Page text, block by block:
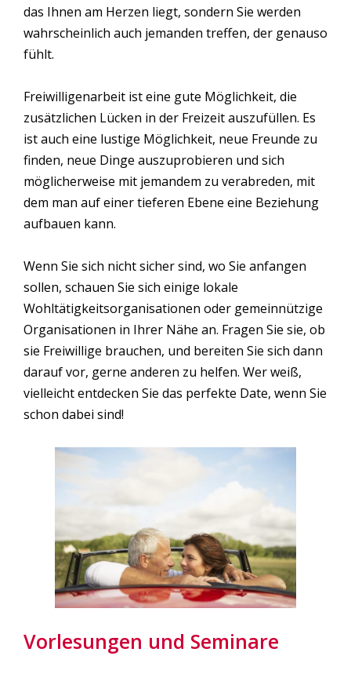
das Ihnen am Herzen liegt, sondern Sie werden
wahrscheinlich auch jemanden treffen, der genauso
fühlt.
Freiwilligenarbeit ist eine gute Möglichkeit, die
zusätzlichen Lücken in der Freizeit auszufüllen. Es
ist auch eine lustige Möglichkeit, neue Freunde zu
finden, neue Dinge auszuprobieren und sich
möglicherweise mit jemandem zu verabreden, mit
dem man auf einer tieferen Ebene eine Beziehung
aufbauen kann.
Wenn Sie sich nicht sicher sind, wo Sie anfangen
sollen, schauen Sie sich einige lokale
Wohltätigkeitsorganisationen oder gemeinnützige
Organisationen in Ihrer Nähe an. Fragen Sie sie, ob
sie Freiwillige brauchen, und bereiten Sie sich dann
darauf vor, gerne anderen zu helfen. Wer weiß,
vielleicht entdecken Sie das perfekte Date, wenn Sie
schon dabei sind!
Vorlesungen und Seminare